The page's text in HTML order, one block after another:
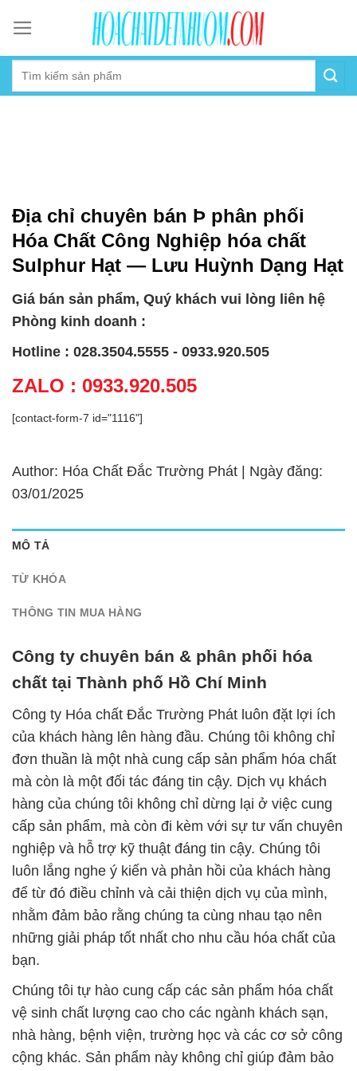
content
Địa chỉ chuyên bán Þ phân phối
Hóa Chất Công Nghiệp hóa chất
Sulphur Hạt — Lưu Huỳnh Dạng Hạt
Giá bán sản phẩm, Quý khách vui lòng liên hệ
Phòng kinh doanh :
Hotline : 028.3504.5555 - 0933.920.505
ZALO : 0933.920.505
[contact-form-7 id="1116"]
Author: Hóa Chất Đắc Trường Phát | Ngày đăng:
03/01/2025
MÔ TẢ
TỪ KHÓA
THÔNG TIN MUA HÀNG
Công ty chuyên bán & phân phối hóa
chất tại Thành phố Hồ Chí Minh
Công ty Hóa chất Đắc Trường Phát luôn đặt lợi ích
của khách hàng lên hàng đầu. Chúng tôi không chỉ
đơn thuần là một nhà cung cấp sản phẩm hóa chất
mà còn là một đối tác đáng tin cậy. Dịch vụ khách
hàng của chúng tôi không chỉ dừng lại ở việc cung
cấp sản phẩm, mà còn đi kèm với sự tư vấn chuyên
nghiệp và hỗ trợ kỹ thuật đáng tin cậy. Chúng tôi
luôn lắng nghe ý kiến và phản hồi của khách hàng
để từ đó điều chỉnh và cải thiện dịch vụ của mình,
nhằm đảm bảo rằng chúng ta cùng nhau tạo nên
những giải pháp tốt nhất cho nhu cầu hóa chất của
bạn.
Chúng tôi tự hào cung cấp các sản phẩm hóa chất
vệ sinh chất lượng cao cho các ngành khách sạn,
nhà hàng, bệnh viện, trường học và các cơ sở công
cộng khác. Sản phẩm này không chỉ giúp đảm bảo